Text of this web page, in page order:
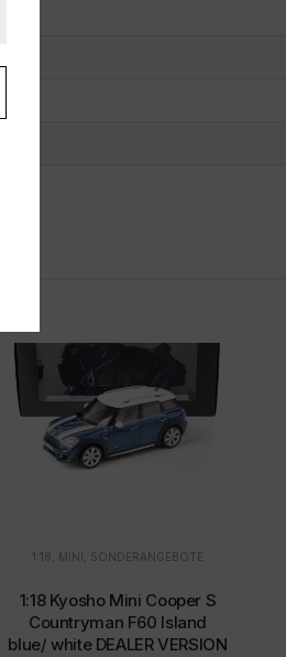
1:18 MINI SONDERANGEBOTE
1:18 Kyosho Mini Cooper S
Countryman F60 Island
blue/ white DEALER VERSION